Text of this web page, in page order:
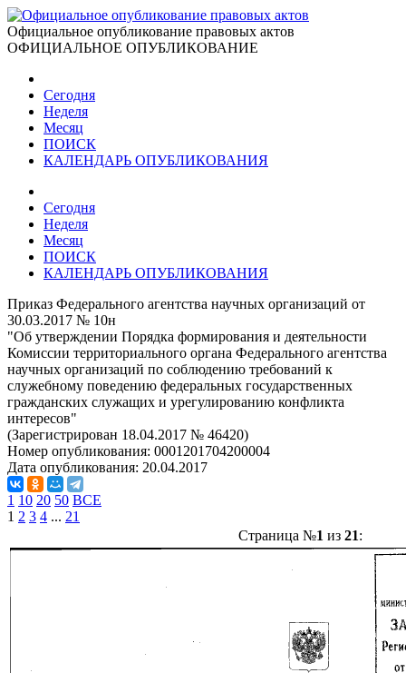
Официальное опубликование правовых актов
ОФИЦИАЛЬНОЕ ОПУБЛИКОВАНИЕ
Сегодня
Неделя
Месяц
ПОИСК
КАЛЕНДАРЬ ОПУБЛИКОВАНИЯ
Сегодня
Неделя
Месяц
ПОИСК
КАЛЕНДАРЬ ОПУБЛИКОВАНИЯ
Приказ Федерального агентства научных организаций от
30.03.2017 № 10н
"Об утверждении Порядка формирования и деятельности
Комиссии территориального органа Федерального агентства
научных организаций по соблюдению требований к
служебному поведению федеральных государственных
гражданских служащих и урегулированию конфликта
интересов"
(Зарегистрирован 18.04.2017 № 46420)
Номер опубликования: 0001201704200004
Дата опубликования: 20.04.2017
1 10 20 50 ВСЕ
1 2 3 4 ... 21
Страница №1 из 21: